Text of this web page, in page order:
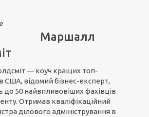
Маршалл
— коуч кращих топ-
США, відомий бізнес-експерт,
50 найвпливовіших фахівців
Отримав кваліфікаційний
ділового адміністрування в